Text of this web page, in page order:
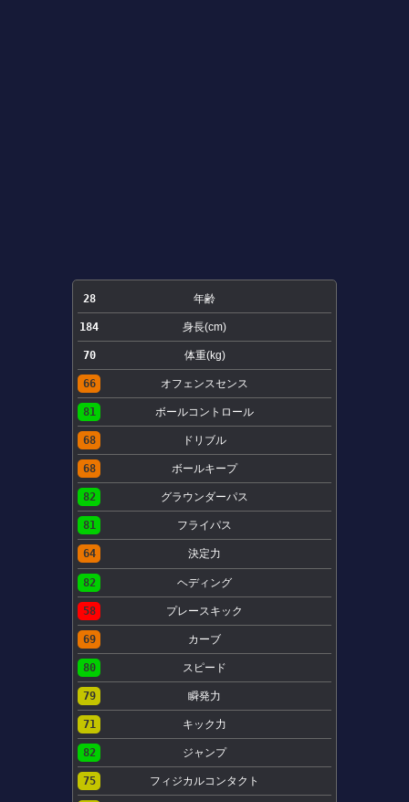
28 年齢
184 身長(cm)
70 体重(kg)
66 オフェンスセンス
81 ボールコントロール
68 ドリブル
68 ボールキープ
82 グラウンダーパス
81 フライパス
64 決定力
82 ヘディング
58 プレースキック
69 カーブ
80 スピード
79 瞬発力
71 キック力
82 ジャンプ
75 フィジカルコンタクト